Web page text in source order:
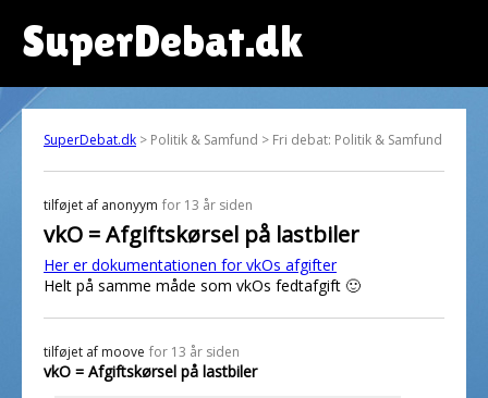
SuperDebat.dk
SuperDebat.dk > Politik & Samfund > Fri debat: Politik & Samfund
tilføjet af anonyym for 13 år siden
vkO = Afgiftskørsel på lastbiler
Her er dokumentationen for vkOs afgifter
Helt på samme måde som vkOs fedtafgift 🙂
tilføjet af moove for 13 år siden
vkO = Afgiftskørsel på lastbiler